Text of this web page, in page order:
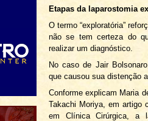
Etapas da laparostomia
O termo “exploratória”
não se tem certeza do
realizar um diagnóstico.
No caso de Jair
que causou sua distenção
Conforme explicam Maria
Takachi Moriya, em artigo
em Clínica Cirúrgica, a